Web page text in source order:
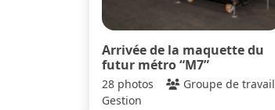
Arrivée de la maquette du
futur métro “M7”
28 photos
Groupe de travail
Gestion